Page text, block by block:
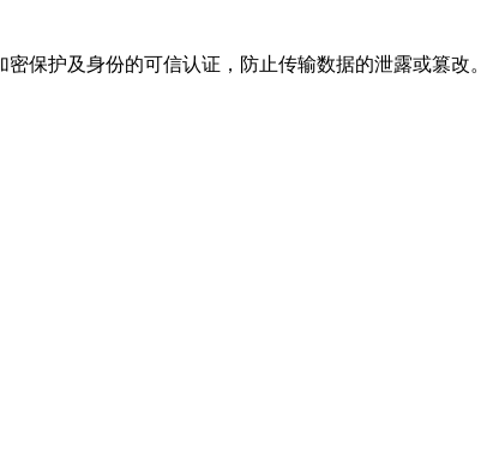
保护及身份的可信认证，防止传输数据的泄露或篡改。